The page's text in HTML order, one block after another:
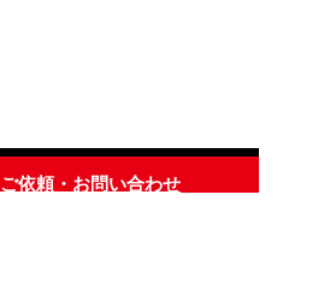
ご依頼・お問い合わせ